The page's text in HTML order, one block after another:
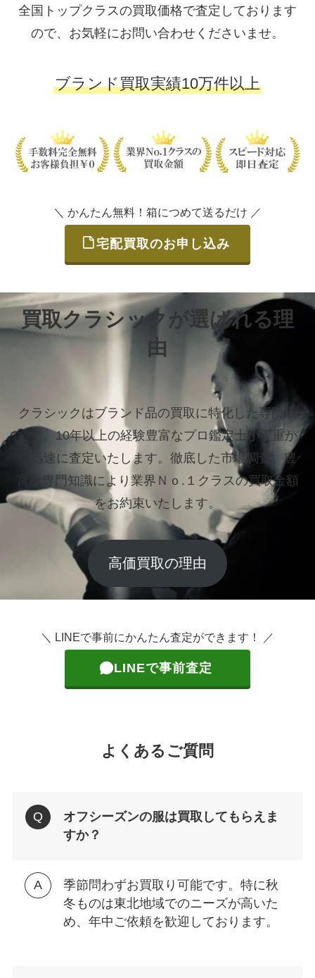
全国トップクラスの買取価格で査定しております
ので、お気軽にお問い合わせくださいませ。
ブランド買取実績10万件以上
＼ かんたん無料！箱につめて送るだけ ／
宅配買取のお申し込み
買取クラシックが選ばれる理
由
クラシックはブランド品の買取に特化した専門店
です。10年以上の経験豊富なプロ鑑定士が丁重か
つ迅速に査定いたします。 徹底した市場調査、豊
富な専門知識により業界Ｎｏ.１クラスの買取金額
をお約束いたします。
高価買取の理由
＼ LINEで事前にかんたん査定ができます！ ／
LINEで事前査定
よくあるご質問
オフシーズンの服は買取してもらえま
すか？
季節問わずお買取り可能です。特に秋
冬ものは東北地域でのニーズが高いた
め、年中ご依頼を歓迎しております。